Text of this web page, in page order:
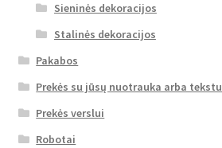
Sieninės dekoracijos
Stalinės dekoracijos
Pakabos
Prekės su jūsų nuotrauka arba tekstu
Prekės verslui
Robotai